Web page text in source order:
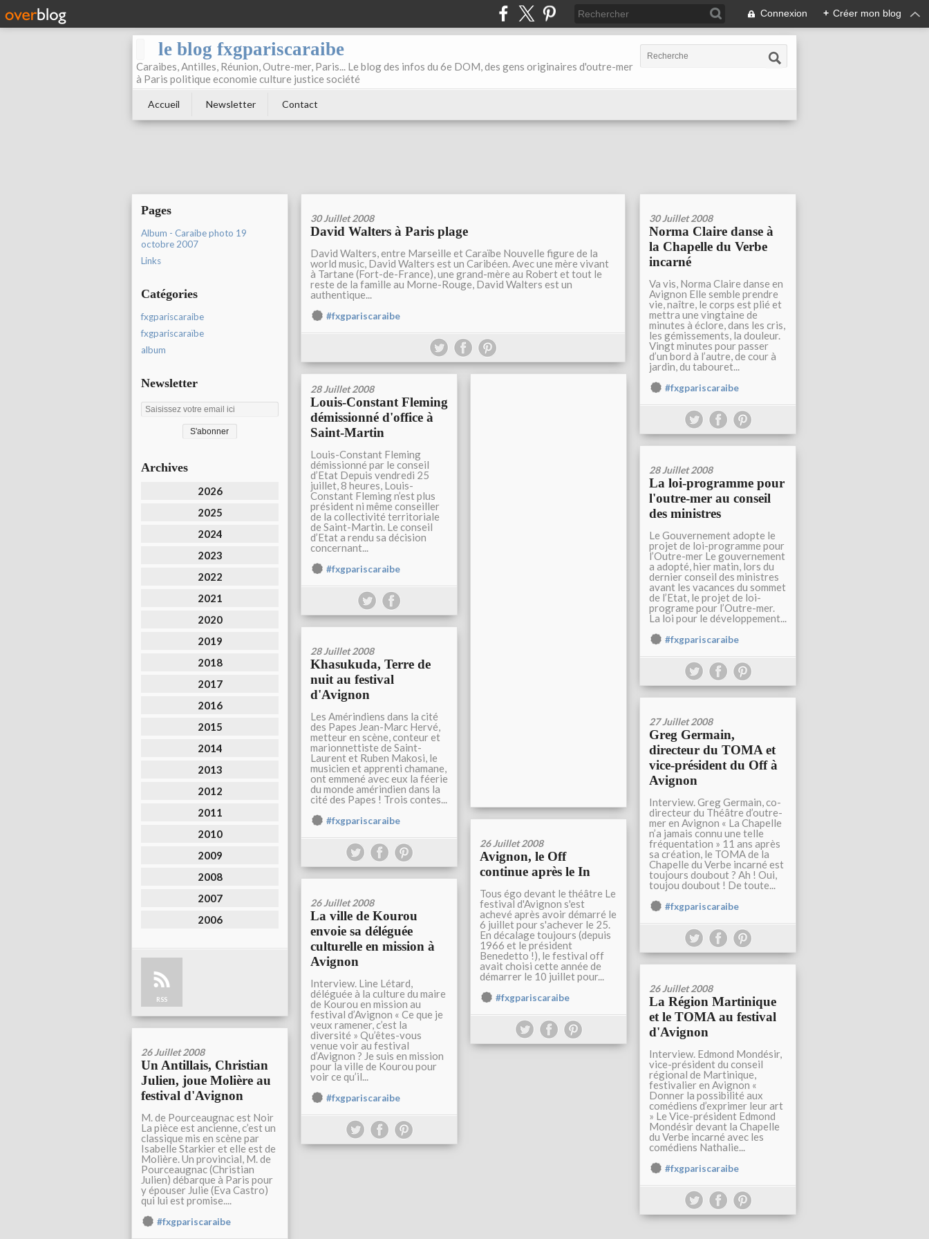
Connexion + Créer mon blog
le blog fxgpariscaraibe
Caraibes, Antilles, Réunion, Outre-mer, Paris... Le blog des infos du 6e DOM, des gens originaires d'outre-mer
à Paris politique economie culture justice société
Accueil Newsletter Contact
Pages
Album - Caraibe photo 19
octobre 2007
Links
Catégories
fxgpariscaraibe
fxgpariscaraïbe
album
Newsletter
Archives
2026
2025
2024
2023
2022
2021
2020
2019
2018
2017
2016
2015
2014
2013
2012
2011
2010
2009
2008
2007
2006
RSS
30 Juillet 2008
David Walters à Paris plage
David Walters, entre Marseille et Caraïbe Nouvelle figure de la
world music, David Walters est un Caribéen. Avec une mère vivant
à Tartane (Fort-de-France), une grand-mère au Robert et tout le
reste de la famille au Morne-Rouge, David Walters est un
authentique...
#fxgpariscaraibe
30 Juillet 2008
Norma Claire danse à
la Chapelle du Verbe
incarné
Va vis, Norma Claire danse en
Avignon Elle semble prendre
vie, naître, le corps est plié et
mettra une vingtaine de
minutes à éclore, dans les cris,
les gémissements, la douleur.
Vingt minutes pour passer
d’un bord à l’autre, de cour à
jardin, du tabouret...
#fxgpariscaraibe
28 Juillet 2008
Louis-Constant Fleming
démissionné d'office à
Saint-Martin
Louis-Constant Fleming
démissionné par le conseil
d’Etat Depuis vendredi 25
juillet, 8 heures, Louis-
Constant Fleming n’est plus
président ni même conseiller
de la collectivité territoriale
de Saint-Martin. Le conseil
d’Etat a rendu sa décision
concernant...
#fxgpariscaraibe
28 Juillet 2008
La loi-programme pour
l'outre-mer au conseil
des ministres
Le Gouvernement adopte le
projet de loi-programme pour
l’Outre-mer Le gouvernement
a adopté, hier matin, lors du
dernier conseil des ministres
avant les vacances du sommet
de l’Etat, le projet de loi-
programe pour l’Outre-mer.
La loi pour le développement...
#fxgpariscaraibe
28 Juillet 2008
Khasukuda, Terre de
nuit au festival
d'Avignon
Les Amérindiens dans la cité
des Papes Jean-Marc Hervé,
metteur en scène, conteur et
marionnettiste de Saint-
Laurent et Ruben Makosi, le
musicien et apprenti chamane,
ont emmené avec eux la féerie
du monde amérindien dans la
cité des Papes ! Trois contes...
#fxgpariscaraibe
27 Juillet 2008
Greg Germain,
directeur du TOMA et
vice-président du Off à
Avignon
Interview. Greg Germain, co-
directeur du Théâtre d’outre-
mer en Avignon « La Chapelle
n’a jamais connu une telle
fréquentation » 11 ans après
sa création, le TOMA de la
Chapelle du Verbe incarné est
toujours doubout ? Ah ! Oui,
toujou doubout ! De toute...
#fxgpariscaraibe
26 Juillet 2008
Avignon, le Off
continue après le In
Tous égo devant le théâtre Le
festival d'Avignon s'est
achevé après avoir démarré le
6 juillet pour s'achever le 25.
En décalage toujours (depuis
1966 et le président
Benedetto !), le festival off
avait choisi cette année de
démarrer le 10 juillet pour...
#fxgpariscaraibe
26 Juillet 2008
La ville de Kourou
envoie sa déléguée
culturelle en mission à
Avignon
Interview. Line Létard,
déléguée à la culture du maire
de Kourou en mission au
festival d’Avignon « Ce que je
veux ramener, c’est la
diversité » Qu’êtes-vous
venue voir au festival
d’Avignon ? Je suis en mission
pour la ville de Kourou pour
voir ce qu’il...
#fxgpariscaraibe
26 Juillet 2008
La Région Martinique
et le TOMA au festival
d'Avignon
Interview. Edmond Mondésir,
vice-président du conseil
régional de Martinique,
festivalier en Avignon «
Donner la possibilité aux
comédiens d’exprimer leur art
» Le Vice-président Edmond
Mondésir devant la Chapelle
du Verbe incarné avec les
comédiens Nathalie...
#fxgpariscaraibe
26 Juillet 2008
Un Antillais, Christian
Julien, joue Molière au
festival d'Avignon
M. de Pourceaugnac est Noir
La pièce est ancienne, c’est un
classique mis en scène par
Isabelle Starkier et elle est de
Molière. Un provincial, M. de
Pourceaugnac (Christian
Julien) débarque à Paris pour
y épouser Julie (Eva Castro)
qui lui est promise....
#fxgpariscaraibe